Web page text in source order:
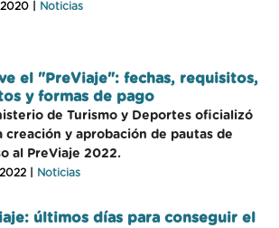
| Noticias
el "PreViaje": fechas, requisitos,
y formas de pago
de Turismo y Deportes oficializó
creación y aprobación de pautas de
al PreViaje 2022.
| Noticias
últimos días para conseguir el